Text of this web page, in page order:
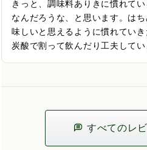
きっと、調味料ありきに慣れて
なんだろうな、と思います。は
味しいと思えるように慣れていき
炭酸で割って飲んだり工夫してい
すべてのレ